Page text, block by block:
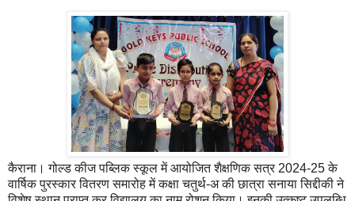
कैराना। गोल्ड कीज पब्लिक स्कूल में आयोजित शैक्षणिक सत्र 2024-25 के
वार्षिक पुरस्कार वितरण समारोह में कक्षा चतुर्थ-अ की छात्रा सनाया सिद्दीकी ने